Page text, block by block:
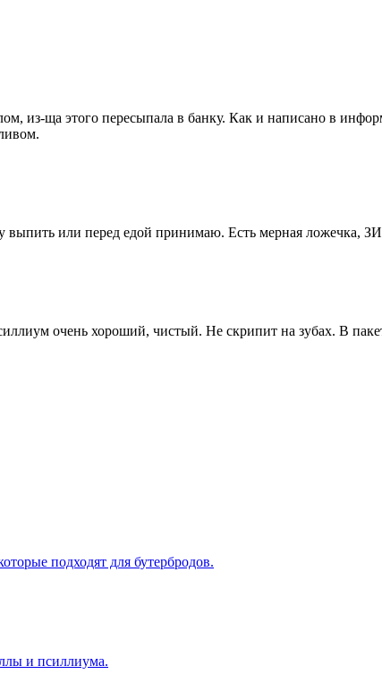
из-ща этого пересыпала в банку. Как и написано в
выпить или перед едой принимаю. Есть мерная ложечка,
очень хороший, чистый. Не скрипит на зубах. В
подходят для бутербродов.
и псиллиума.